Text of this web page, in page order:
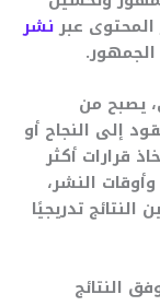
عبرنشر
يصبح من
إلى النجاح أو
قرارات أكثر
النشر،
تدريجيًا
النتائج